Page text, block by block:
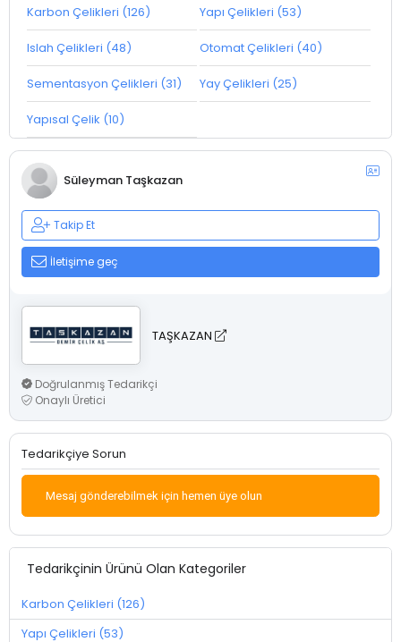
Karbon Çelikleri (126) Yapı Çelikleri (53)
Islah Çelikleri (48) Otomat Çelikleri (40)
Sementasyon Çelikleri (31) Yay Çelikleri (25)
Yapısal Çelik (10)
Süleyman Taşkazan
Takip Et
İletişime geç
TAŞKAZAN
Doğrulanmış Tedarikçi
Onaylı Üretici
Tedarikçiye Sorun
Mesaj gönderebilmek için hemen üye olun
Tedarikçinin Ürünü Olan Kategoriler
Karbon Çelikleri (126)
Yapı Çelikleri (53)